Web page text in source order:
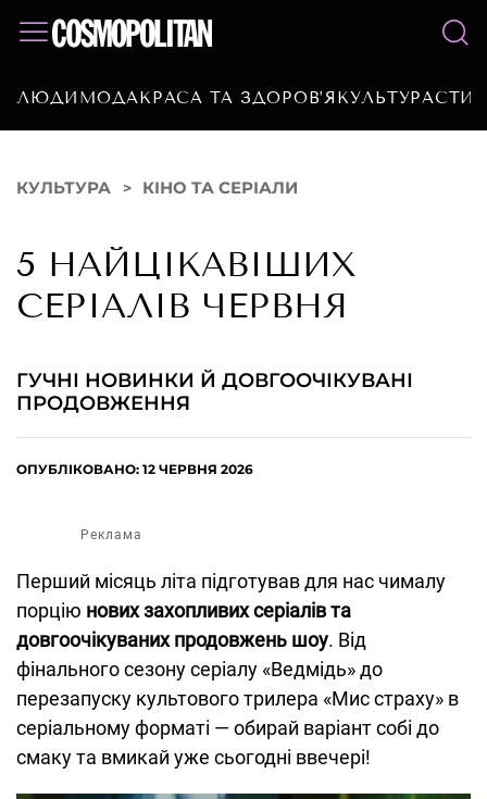
ЛЮДИ МОДАКРАСА ТА ЗДОРОВ’Я КУЛЬТУРА
КУЛЬТУРА КІНО ТА СЕРІАЛИ
5 НАЙЦІКАВІШИХ
СЕРІАЛІВ ЧЕРВНЯ
ГУЧНІ НОВИНКИ Й ДОВГООЧІКУВАНІ
ПРОДОВЖЕННЯ
ОПУБЛІКОВАНО: 12 ЧЕРВНЯ 2026
Реклама
Перший місяць літа підготував для нас чималу
порцію нових захопливих серіалів та
довгоочікуваних продовжень шоу. Від
фінального сезону серіалу «Ведмідь» до
перезапуску культового трилера «Мис страху» в
серіальному форматі — обирай варіант собі до
смаку та вмикай уже сьогодні ввечері!